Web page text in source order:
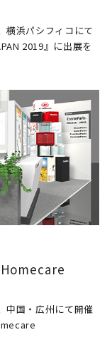
横浜パシフィコにて
2019』に出展を
中国・広州にて開催